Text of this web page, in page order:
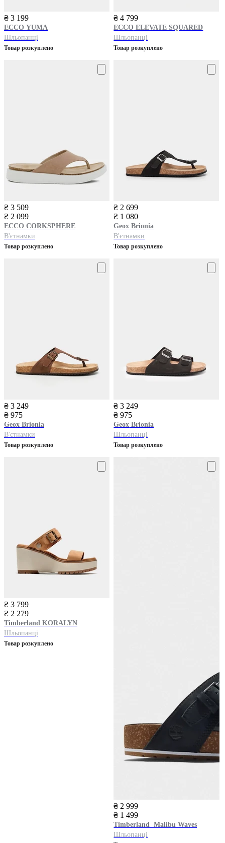
₴ 3 199
ECCO YUMA
Шльопанці
Товар розкуплено
₴ 4 799
ECCO ELEVATE SQUARED
Шльопанці
Товар розкуплено
₴ 3 509
₴ 2 099
ECCO CORKSPHERE
В'єтнамки
Товар розкуплено
₴ 2 699
₴ 1 080
Geox Brionia
В'єтнамки
Товар розкуплено
₴ 3 249
₴ 975
Geox Brionia
В'єтнамки
Товар розкуплено
₴ 3 249
₴ 975
Geox Brionia
Шльопанці
Товар розкуплено
₴ 3 799
₴ 2 279
Timberland KORALYN
Шльопанці
Товар розкуплено
₴ 2 999
₴ 1 499
Timberland
Malibu Waves
Шльопанці